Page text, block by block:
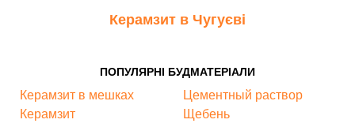
Керамзит в Чугуєві
ПОПУЛЯРНІ БУДМАТЕРІАЛИ
Керамзит в мешках
Керамзит
Цементный раствор
Щебень